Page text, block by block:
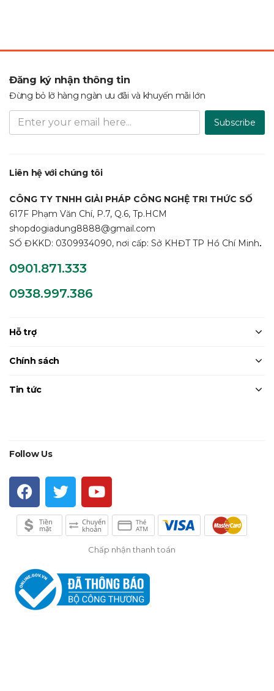
Đăng ký nhận thông tin
Đừng bỏ lỡ hàng ngàn ưu đãi và khuyến mãi lớn
Subscribe
Liên hệ với chúng tôi
CÔNG TY TNHH GIẢI PHÁP CÔNG NGHỆ TRI THỨC SỐ
617F Phạm Văn Chí, P.7, Q.6, Tp.HCM
shopdogiadung8888@gmail.com
SỐ ĐKKD: 0309934090, nơi cấp: Sở KHĐT TP Hồ Chí Minh.
0901.871.333
0938.997.386
Hỗ trợ
Chính sách
Tin tức
Follow Us
Chấp nhận thanh toán